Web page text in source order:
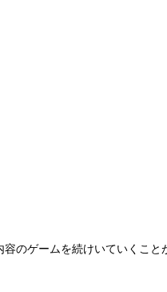
のゲームを続けいていくこと